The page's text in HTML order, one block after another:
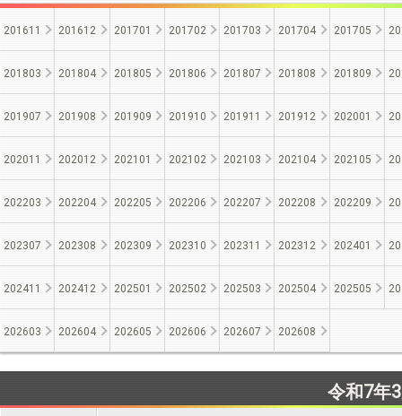
201611 201612 201701 201702 201703 201704 201705
201803 201804 201805 201806 201807 201808 201809
201907 201908 201909 201910 201911 201912 202001
202011 202012 202101 202102 202103 202104 202105
202203 202204 202205 202206 202207 202208 202209
202307 202308 202309 202310 202311 202312 202401
202411 202412 202501 202502 202503 202504 202505
202603 202604 202605 202606 202607 202608
令和7年